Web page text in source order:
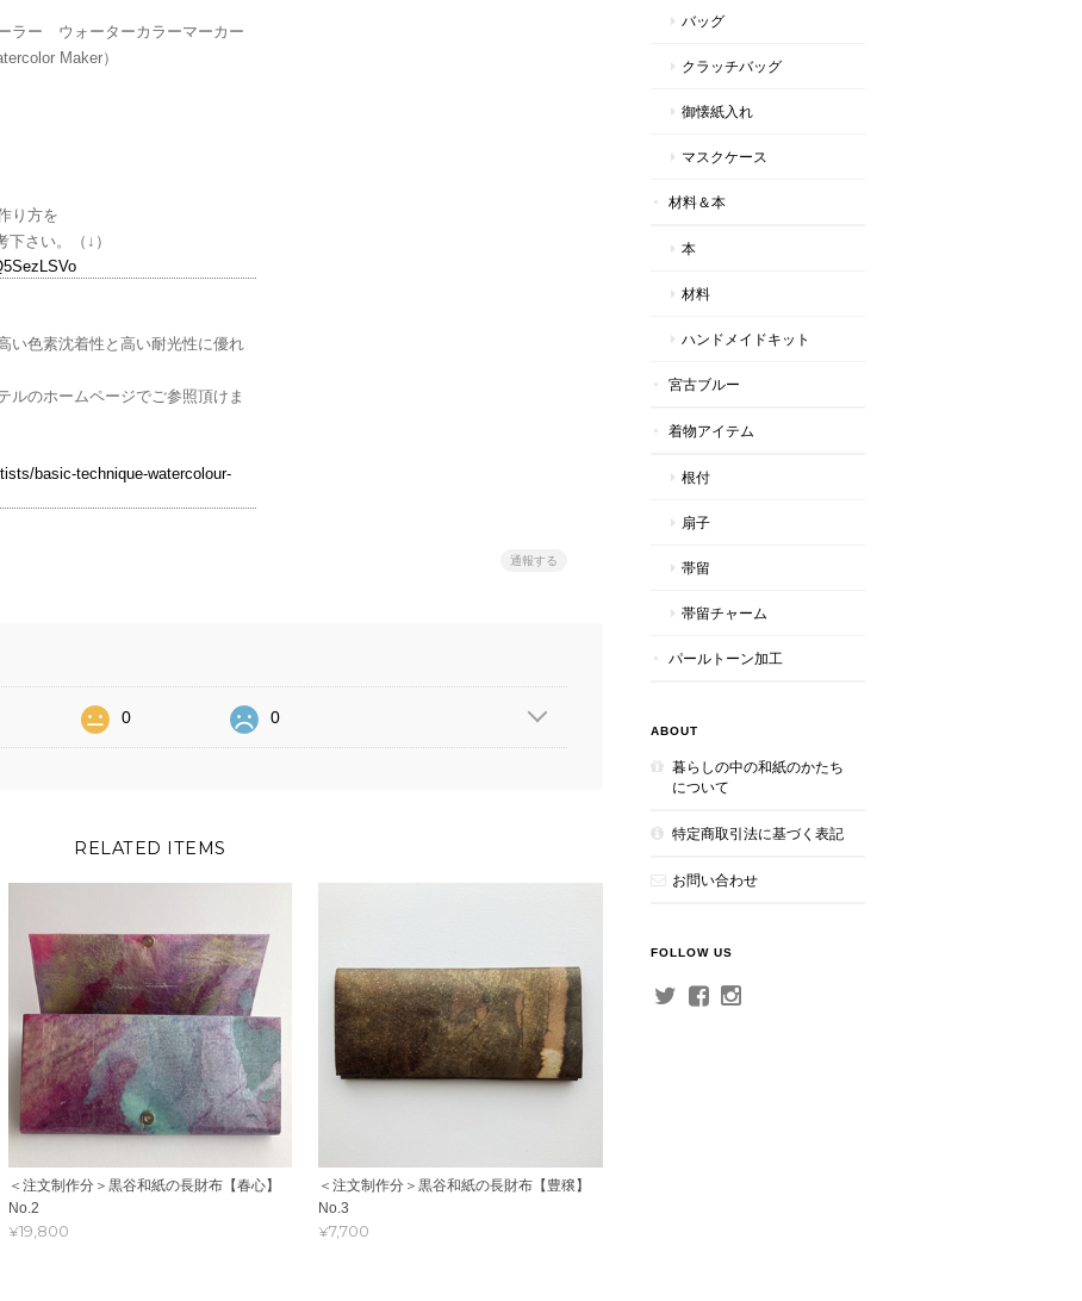
ラー ウォーターカラーマーカー
Maker）
り方を
さい。（↓）
い色素沈着性と高い耐光性に優れ
ルのホームページでご参照頂けま
basic-technique-watercolour-
通報する
0 0
RELATED ITEMS
＜注文制作分＞黒谷和紙の長財布【春心】
No.2
¥19,800
＜注文制作分＞黒谷和紙の長財布【豊穣】
No.3
¥7,700
バッグ
クラッチバッグ
御懐紙入れ
マスクケース
材料＆本
本
材料
ハンドメイドキット
宮古ブルー
着物アイテム
根付
扇子
帯留
帯留チャーム
パールトーン加工
ABOUT
暮らしの中の和紙のかたち
について
特定商取引法に基づく表記
お問い合わせ
FOLLOW US